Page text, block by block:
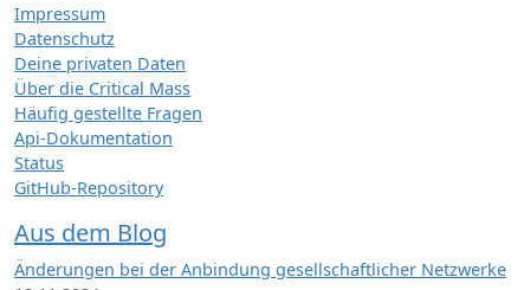
Impressum
Datenschutz
Deine privaten Daten
Über die Critical Mass
Häufig gestellte Fragen
Api-Dokumentation
Status
GitHub-Repository
Aus dem Blog
Änderungen bei der Anbindung gesellschaftlicher Netzwerke